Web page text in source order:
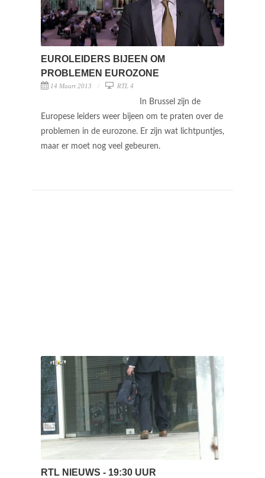
EUROLEIDERS BIJEEN OM
PROBLEMEN EUROZONE
14 Maart 2013 RTL 4
In Brussel zijn de
Europese leiders weer bijeen om te praten over de
problemen in de eurozone. Er zijn wat lichtpuntjes,
maar er moet nog veel gebeuren.
RTL NIEUWS - 19:30 UUR